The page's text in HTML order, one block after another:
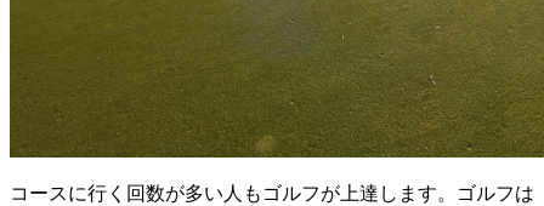
コースに行く回数が多い人もゴルフが上達します。ゴルフは